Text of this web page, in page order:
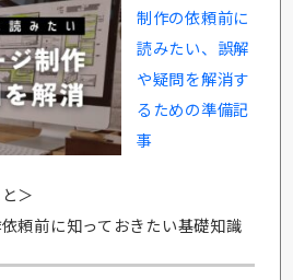
制作の依頼前に
読みたい、誤解
や疑問を解消す
るための準備記
事
＞
頼前に知っておきたい基礎知識